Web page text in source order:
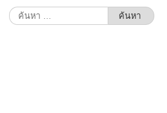
ค้นหา
สำหรับ: